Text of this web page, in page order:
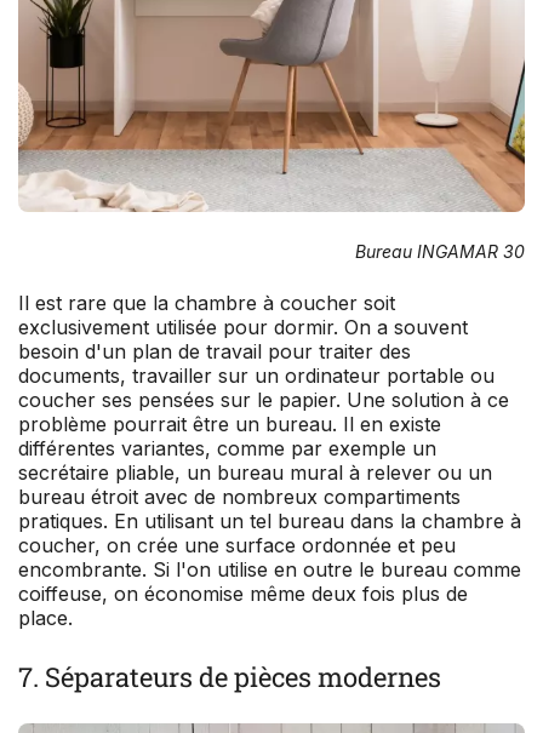
Bureau INGAMAR 30
Il est rare que la chambre à coucher soit
exclusivement utilisée pour dormir. On a souvent
besoin d'un plan de travail pour traiter des
documents, travailler sur un ordinateur portable ou
coucher ses pensées sur le papier. Une solution à ce
problème pourrait être un bureau. Il en existe
différentes variantes, comme par exemple un
secrétaire pliable, un bureau mural à relever ou un
bureau étroit avec de nombreux compartiments
pratiques. En utilisant un tel bureau dans la chambre à
coucher, on crée une surface ordonnée et peu
encombrante. Si l'on utilise en outre le bureau comme
coiffeuse, on économise même deux fois plus de
place.
7. Séparateurs de pièces modernes